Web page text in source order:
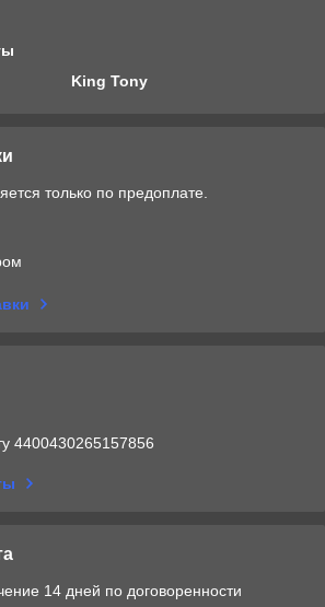
King Tony
только по предоплате.
4400430265157856
14 дней по договоренности